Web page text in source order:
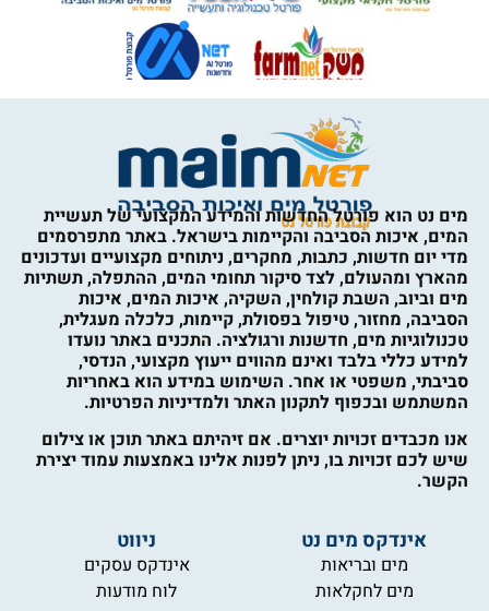
מים נט הוא פורטל החדשות והמידע המקצועי של תעשיית
המים, איכות הסביבה והקיימות בישראל. באתר מתפרסמים
מדי יום חדשות, כתבות, מחקרים, ניתוחים מקצועיים ועדכונים
מהארץ ומהעולם, לצד סיקור תחומי המים, ההתפלה, תשתיות
מים וביוב, השבת קולחין, השקיה, איכות המים, איכות
הסביבה, מחזור, טיפול בפסולת, קיימות, כלכלה מעגלית,
טכנולוגיות מים, חדשנות ורגולציה. התכנים באתר נועדו
למידע כללי בלבד ואינם מהווים ייעוץ מקצועי, הנדסי,
סביבתי, משפטי או אחר. השימוש במידע הוא באחריות
המשתמש ובכפוף לתקנון האתר ולמדיניות הפרטיות.
אנו מכבדים זכויות יוצרים. אם זיהיתם באתר תוכן או צילום
שיש לכם זכויות בו, ניתן לפנות אלינו באמצעות עמוד יצירת
הקשר.
אינדקס מים נט
מים ובריאות
מים לחקלאות
ניווט
אינדקס עסקים
לוח מודעות